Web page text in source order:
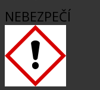
NEBEZPEČÍ